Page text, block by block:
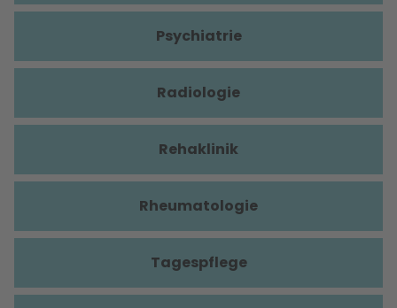
Psychiatrie
Radiologie
Rehaklinik
Rheumatologie
Tagespflege